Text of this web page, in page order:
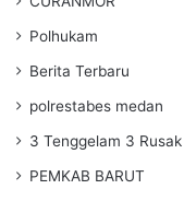
Polhukam
Berita Terbaru
polrestabes medan
3 Tenggelam 3 Rusak
PEMKAB BARUT